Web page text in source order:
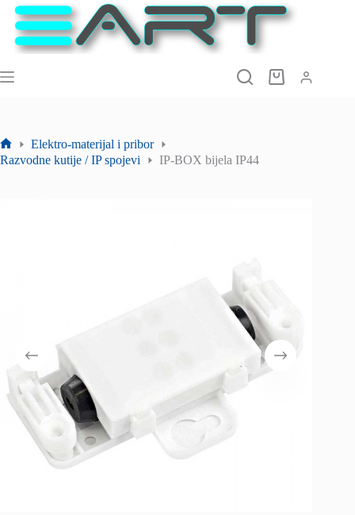
Preskoči
sadržaj
Košarica
Početna
Elektro-materijal i pribor
Razvodne kutije / IP spojevi
IP-BOX bijela IP44